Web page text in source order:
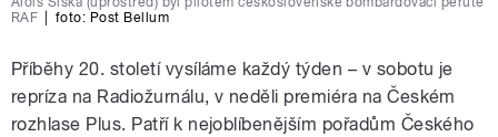
RAF
foto: Post Bellum
Příběhy 20. století vysíláme každý týden – v sobotu je
repríza na Radiožurnálu, v neděli premiéra na Českém
rozhlase Plus. Patří k nejoblíbenějším pořadům Českého